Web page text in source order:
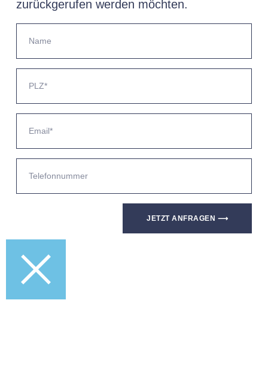
zurückgerufen werden möchten.
JETZT ANFRAGEN ⟶